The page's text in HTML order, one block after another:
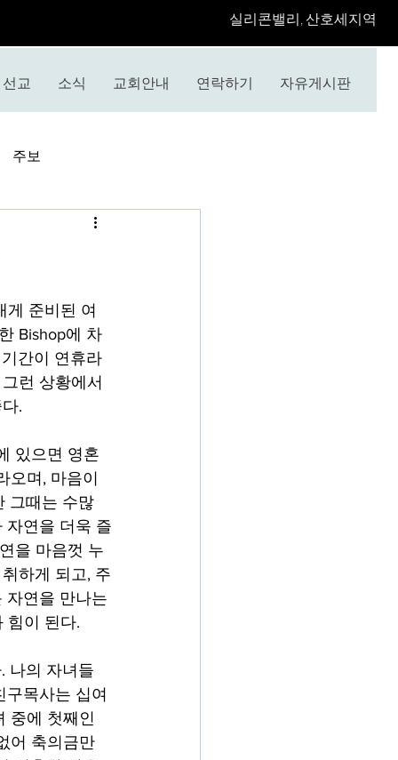
​실리콘밸리, 산호세지역
선교 소식 교회안내 연락하기 자유게시판
주보
게 준비된 여
Bishop에 차
간이 연휴라
런 상황에서
.
있으면 영혼
오며, 마음이
그때는 수많
자연을 더욱 즐
을 마음껏 누
하게 되고, 주
자연을 만나는
힘이 된다.
나의 자녀들
목사는 십여
중에 첫째인
어 축의금만